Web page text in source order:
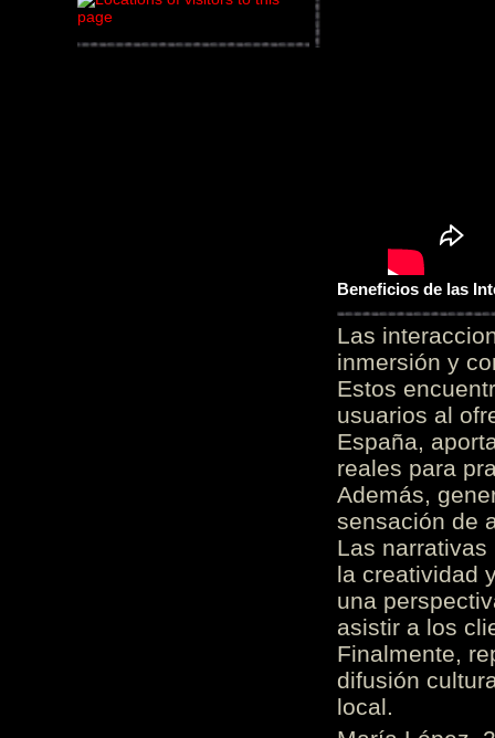
Beneficios de las
Las
inmersión y
Estos
usuarios al
España,
reales para
Además,
sensación de
Las
la creatividad
una
asistir a los
Finalmente,
difusión
local.